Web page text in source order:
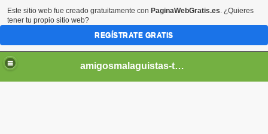
amigosmalaguistas-temporadas
Este sitio web fue creado gratuitamente con PaginaWebGratis.es. ¿Quieres
tener tu propio sitio web?
REGÍSTRATE GRATIS